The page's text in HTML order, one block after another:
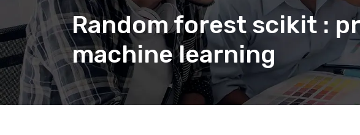
Random forest scikit :
machine learning